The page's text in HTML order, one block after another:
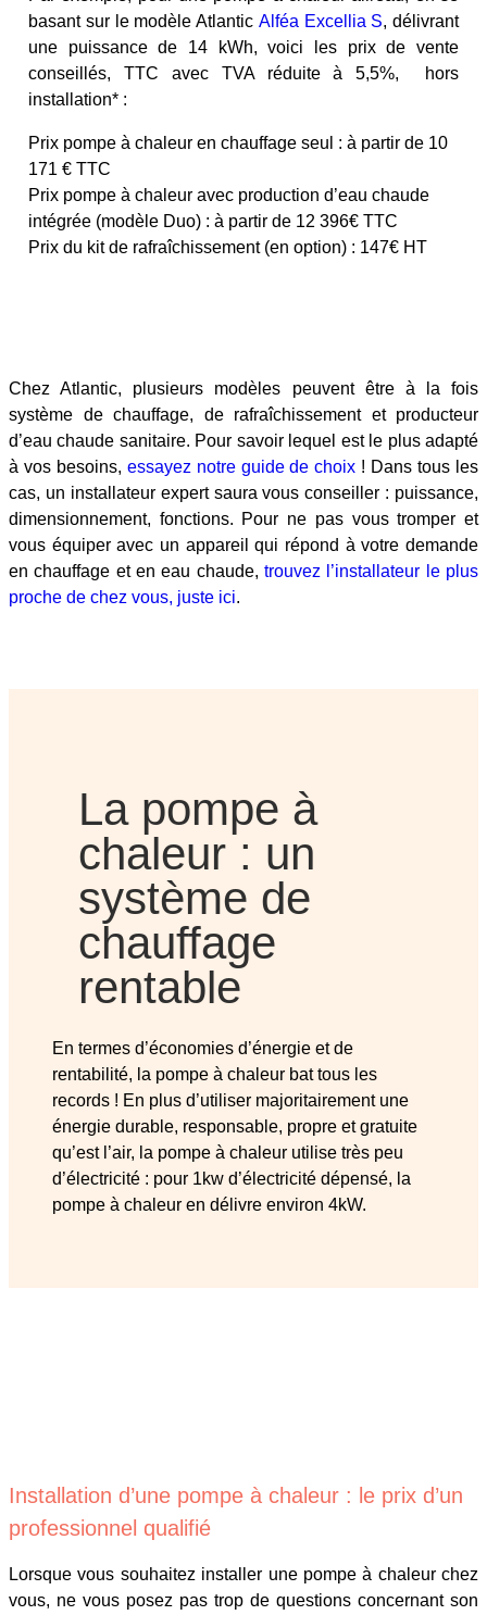
basant sur le modèle Atlantic Alféa Excellia S, délivrant
une puissance de 14 kWh, voici les prix de vente
conseillés, TTC avec TVA réduite à 5,5%, hors
installation* :
Prix pompe à chaleur en chauffage seul : à partir de 10
171 € TTC
Prix pompe à chaleur avec production d’eau chaude
intégrée (modèle Duo) : à partir de 12 396€ TTC
Prix du kit de rafraîchissement (en option) : 147€ HT
Chez Atlantic, plusieurs modèles peuvent être à la fois
système de chauffage, de rafraîchissement et producteur
d’eau chaude sanitaire. Pour savoir lequel est le plus adapté
à vos besoins, essayez notre guide de choix ! Dans tous les
cas, un installateur expert saura vous conseiller : puissance,
dimensionnement, fonctions. Pour ne pas vous tromper et
vous équiper avec un appareil qui répond à votre demande
en chauffage et en eau chaude, trouvez l’installateur le plus
proche de chez vous, juste ici.
La pompe à
chaleur : un
système de
chauffage
rentable
En termes d’économies d’énergie et de
rentabilité, la pompe à chaleur bat tous les
records ! En plus d’utiliser majoritairement une
énergie durable, responsable, propre et gratuite
qu’est l’air, la pompe à chaleur utilise très peu
d’électricité : pour 1kw d’électricité dépensé, la
pompe à chaleur en délivre environ 4kW.
Installation d’une pompe à chaleur : le prix d’un
professionnel qualifié
Lorsque vous souhaitez installer une pompe à chaleur chez
vous, ne vous posez pas trop de questions concernant son